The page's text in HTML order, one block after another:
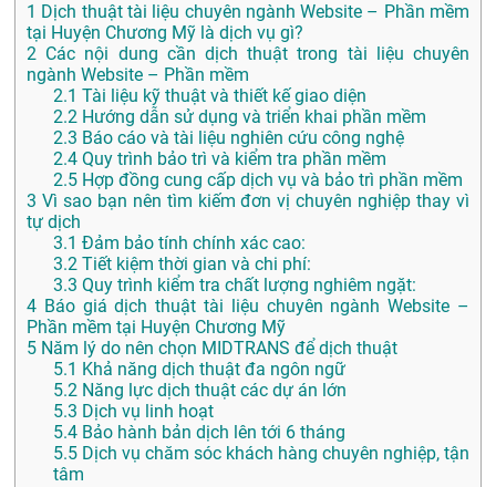
1 Dịch thuật tài liệu chuyên ngành Website – Phần mềm
tại Huyện Chương Mỹ là dịch vụ gì?
2 Các nội dung cần dịch thuật trong tài liệu chuyên
ngành Website – Phần mềm
2.1 Tài liệu kỹ thuật và thiết kế giao diện
2.2 Hướng dẫn sử dụng và triển khai phần mềm
2.3 Báo cáo và tài liệu nghiên cứu công nghệ
2.4 Quy trình bảo trì và kiểm tra phần mềm
2.5 Hợp đồng cung cấp dịch vụ và bảo trì phần mềm
3 Vì sao bạn nên tìm kiếm đơn vị chuyên nghiệp thay vì
tự dịch
3.1 Đảm bảo tính chính xác cao:
3.2 Tiết kiệm thời gian và chi phí:
3.3 Quy trình kiểm tra chất lượng nghiêm ngặt:
4 Báo giá dịch thuật tài liệu chuyên ngành Website –
Phần mềm tại Huyện Chương Mỹ
5 Năm lý do nên chọn MIDTRANS để dịch thuật
5.1 Khả năng dịch thuật đa ngôn ngữ
5.2 Năng lực dịch thuật các dự án lớn
5.3 Dịch vụ linh hoạt
5.4 Bảo hành bản dịch lên tới 6 tháng
5.5 Dịch vụ chăm sóc khách hàng chuyên nghiệp, tận
tâm